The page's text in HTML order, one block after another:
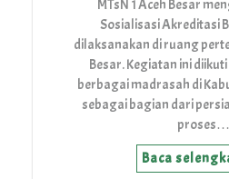
MTsN 1 Aceh Besar
Sosialisasi Akreditasi
dilaksanakan di ruang
Besar. Kegiatan ini
berbagai madrasah di
sebagai bagian dari
proses…
Baca